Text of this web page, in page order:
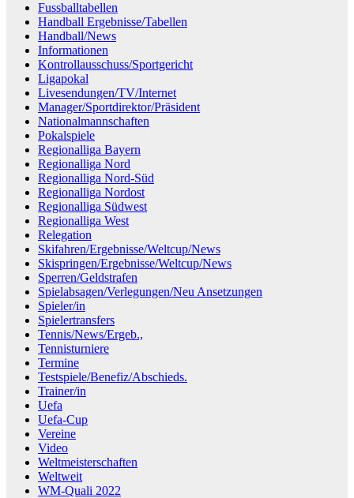
Fussballtabellen
Handball Ergebnisse/Tabellen
Handball/News
Informationen
Kontrollausschuss/Sportgericht
Ligapokal
Livesendungen/TV/Internet
Manager/Sportdirektor/Präsident
Nationalmannschaften
Pokalspiele
Regionalliga Bayern
Regionalliga Nord
Regionalliga Nord-Süd
Regionalliga Nordost
Regionalliga Südwest
Regionalliga West
Relegation
Skifahren/Ergebnisse/Weltcup/News
Skispringen/Ergebnisse/Weltcup/News
Sperren/Geldstrafen
Spielabsagen/Verlegungen/Neu Ansetzungen
Spieler/in
Spielertransfers
Tennis/News/Ergeb.,
Tennisturniere
Termine
Testspiele/Benefiz/Abschieds.
Trainer/in
Uefa
Uefa-Cup
Vereine
Video
Weltmeisterschaften
Weltweit
WM-Quali 2022